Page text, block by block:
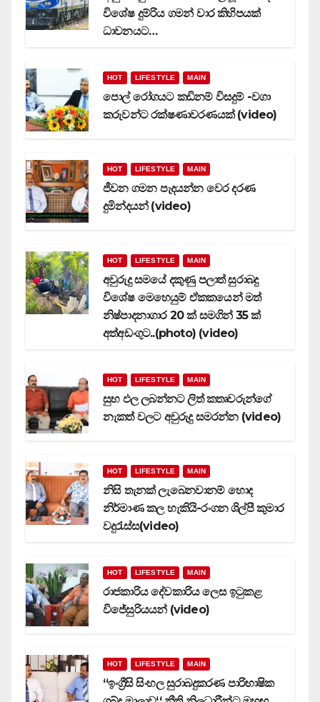
විශේෂ දුම්රිය ගමන් වාර කිහිපයක්
ධාවනයට…
HOT LIFESTYLE MAIN
පොල් රෝගයට කඩිනම් විසදුම් -වගා
කරුවන්ට රක්ෂණාවරණයක් (video)
HOT LIFESTYLE MAIN
ජීවන ගමන පැදයන්න වෙර දරණ
දුමින්දයන් (video)
HOT LIFESTYLE MAIN
අවුරුදු සමයේ දකුණු පලාත් සුරාබදු
විශේෂ මෙහෙයුම් ඒකකයෙන් මත්
නිෂ්පාදනාගාර 20 ක් සමගින් 35 ක්
අත්අඩංගුට..(photo) (video)
HOT LIFESTYLE MAIN
සුභ ඵල ලබන්නට ලිත් කතෘවරුන්ගේ
නැකත් වලට අවුරුදු සමරන්න (video)
HOT LIFESTYLE MAIN
නිසි තැනක් ලැබෙනවානම් හොද
නිර්මාණ කල හැකියි-රංගන ශිල්පී කුමාර
වදුරැස්ස(video)
HOT LIFESTYLE MAIN
රාජකාරිය දේවකාරිය ලෙස ඉටුකළ
විජේසුරියයන් (video)
HOT LIFESTYLE MAIN
‘‘ඉංග්‍රීසි සිංහල සුරාබදුකරණ පාරිභාෂික